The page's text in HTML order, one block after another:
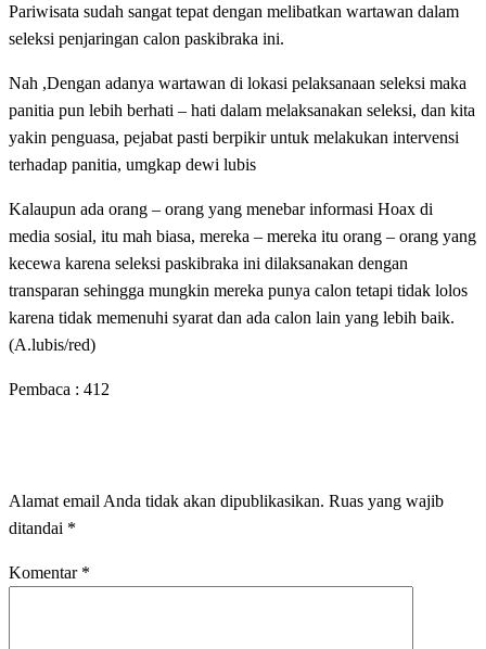
Pariwisata sudah sangat tepat dengan melibatkan wartawan dalam
seleksi penjaringan calon paskibraka ini.
Nah ,Dengan adanya wartawan di lokasi pelaksanaan seleksi maka
panitia pun lebih berhati – hati dalam melaksanakan seleksi, dan kita
yakin penguasa, pejabat pasti berpikir untuk melakukan intervensi
terhadap panitia, umgkap dewi lubis
Kalaupun ada orang – orang yang menebar informasi Hoax di
media sosial, itu mah biasa, mereka – mereka itu orang – orang yang
kecewa karena seleksi paskibraka ini dilaksanakan dengan
transparan sehingga mungkin mereka punya calon tetapi tidak lolos
karena tidak memenuhi syarat dan ada calon lain yang lebih baik.
(A.lubis/red)
Pembaca : 412
Alamat email Anda tidak akan dipublikasikan. Ruas yang wajib
ditandai *
Komentar *